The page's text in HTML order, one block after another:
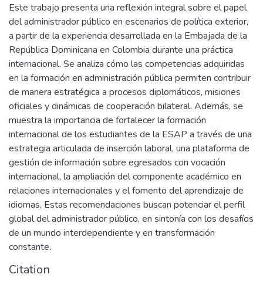
Este trabajo presenta una reflexión integral sobre el papel
del administrador público en escenarios de política exterior,
a partir de la experiencia desarrollada en la Embajada de la
República Dominicana en Colombia durante una práctica
internacional. Se analiza cómo las competencias adquiridas
en la formación en administración pública permiten contribuir
de manera estratégica a procesos diplomáticos, misiones
oficiales y dinámicas de cooperación bilateral. Además, se
muestra la importancia de fortalecer la formación
internacional de los estudiantes de la ESAP a través de una
estrategia articulada de inserción laboral, una plataforma de
gestión de información sobre egresados con vocación
internacional, la ampliación del componente académico en
relaciones internacionales y el fomento del aprendizaje de
idiomas. Estas recomendaciones buscan potenciar el perfil
global del administrador público, en sintonía con los desafíos
de un mundo interdependiente y en transformación
constante.
Citation